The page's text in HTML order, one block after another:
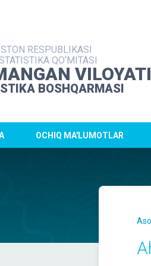
RESPUBLIKASI
QO‘MITASI
VILOYATI
BOSHQARMASI
OCHIQ MA'LUMOTLAR